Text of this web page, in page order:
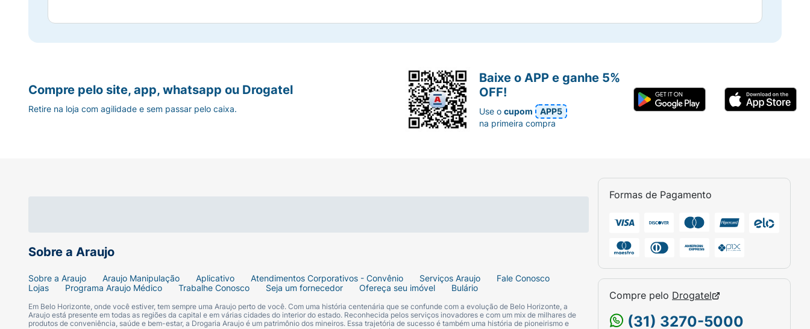
Sobre a Araujo
Sobre a Araujo Araujo Manipulação Aplicativo Atendimentos Corporativos - Convênio Serviços Araujo
Fale Conosco
Lojas
Programa Araujo Médico Trabalhe Conosco Seja um fornecedor Ofereça seu imóvel Bulário
Em Belo Horizonte, onde você estiver, tem sempre uma Araujo perto de você. Com uma história centenária que se confunde com a evolução de Belo Horizonte, a
Araujo está presente em todas as regiões da capital e em várias cidades do interior do estado. Reconhecida pelos serviços inovadores e com um mix de milhares de
produtos de conveniência, saúde e bem-estar, a Drogaria Araujo é um patrimônio dos mineiros. Essa trajetória de sucesso é também uma história de pioneirismo e
Formas de Pagamento
Compre pelo Drogatel
(31) 3270-5000
Compre pelo site, app, whatsapp ou Drogatel
Retire na loja com agilidade e sem passar pelo caixa.
Baixe o APP e ganhe 5%
OFF!
Use ocupom
APP5
na primeira compra